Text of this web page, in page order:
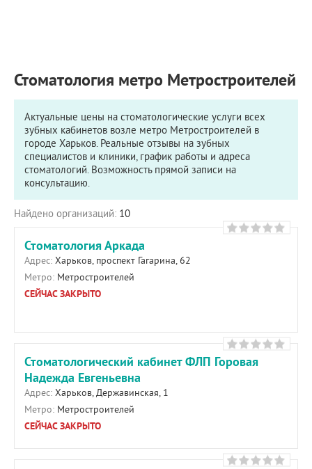
ОБРАТНАЯ СВЯЗЬ
Стоматология метро Метростроителей
Актуальные цены на стоматологические услуги всех
зубных кабинетов возле метро Метростроителей в
городе Харьков. Реальные отзывы на зубных
специалистов и клиники, график работы и адреса
стоматологий. Возможность прямой записи на
консультацию.
Найдено организаций: 10
Стоматология Аркада
Адрес: Харьков, проспект Гагарина, 62
Метро: Метростроителей
СЕЙЧАС ЗАКРЫТО
Стоматологический кабинет ФЛП Горовая
Надежда Евгеньевна
Адрес: Харьков, Державинская, 1
Метро: Метростроителей
СЕЙЧАС ЗАКРЫТО